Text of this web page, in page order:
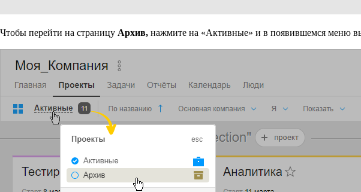
Чтобы перейти на страницу Архив, нажмите на «Активные» и в появившемся меню